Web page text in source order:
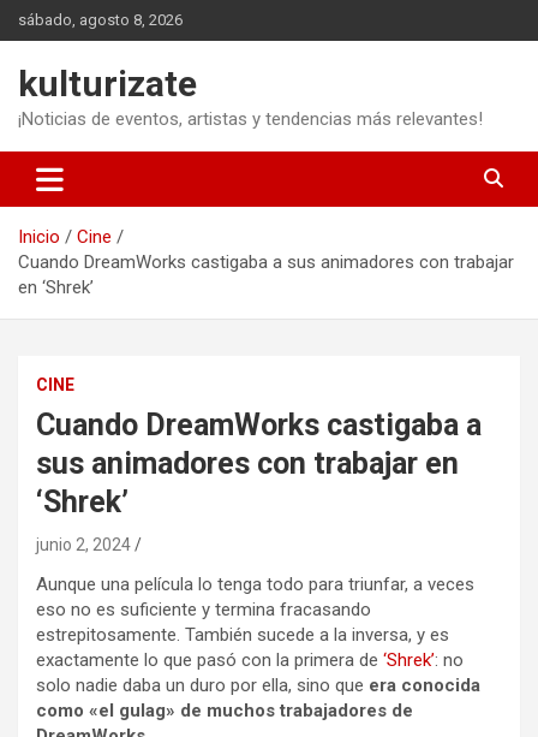
Saltar
al
sábado, agosto 8, 2026
kulturizate
¡Noticias de eventos, artistas y tendencias más relevantes!
Inicio
Cine
Cuando DreamWorks castigaba a sus animadores con trabajar
en ‘Shrek’
CINE
Cuando DreamWorks castigaba a
sus animadores con trabajar en
‘Shrek’
junio 2, 2024
Aunque una película lo tenga todo para triunfar, a veces
eso no es suficiente y termina fracasando
estrepitosamente. También sucede a la inversa, y es
exactamente lo que pasó con la primera de ‘Shrek’: no
solo nadie daba un duro por ella, sino que era conocida
como «el gulag» de muchos trabajadores de